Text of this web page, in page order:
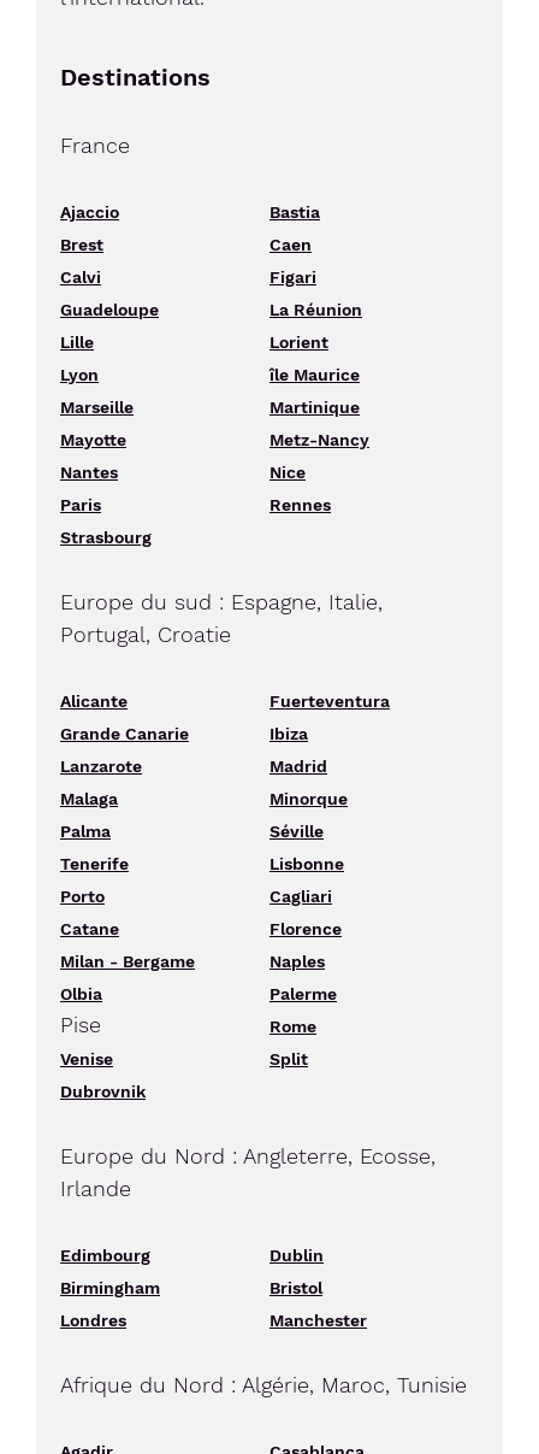
Destinations
France
Ajaccio
Bastia
Brest
Caen
Calvi
Figari
Guadeloupe
La Réunion
Lille
Lorient
Lyon
île Maurice
Marseille
Martinique
Mayotte
Metz-Nancy
Nantes
Nice
Paris
Rennes
Strasbourg
Europe du sud : Espagne, Italie,
Portugal, Croatie
Alicante
Fuerteventura
Grande Canarie
Ibiza
Lanzarote
Madrid
Malaga
Minorque
Palma
Séville
Tenerife
Lisbonne
Porto
Cagliari
Catane
Florence
Milan - Bergame
Naples
Olbia
Palerme
Pise
Rome
Venise
Split
Dubrovnik
Europe du Nord : Angleterre, Ecosse,
Irlande
Edimbourg
Dublin
Birmingham
Bristol
Londres
Manchester
Afrique du Nord : Algérie, Maroc, Tunisie